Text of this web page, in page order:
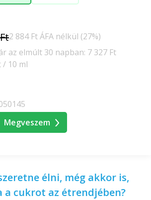
2 884 Ft ÁFA nélkül (27%)
az elmúlt 30 napban: 7 327 Ft
/ 10 ml
Megveszem
élni, még akkor is,
a cukrot az étrendjében?